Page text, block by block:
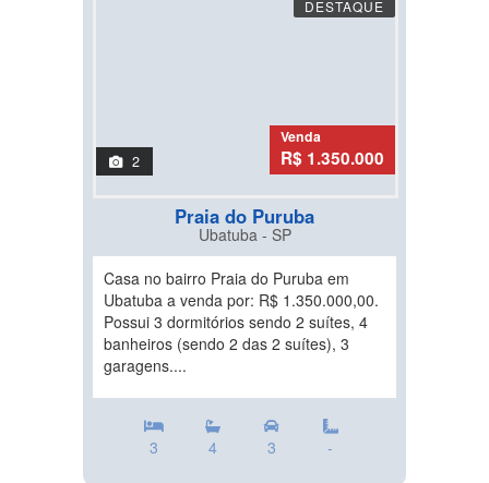
DESTAQUE
2
Venda
R$ 1.350.000
Praia do Puruba
Ubatuba - SP
Casa no bairro Praia do Puruba em
Ubatuba a venda por: R$ 1.350.000,00.
Possui 3 dormitórios sendo 2 suítes, 4
banheiros (sendo 2 das 2 suítes), 3
garagens....
3 4 3 -